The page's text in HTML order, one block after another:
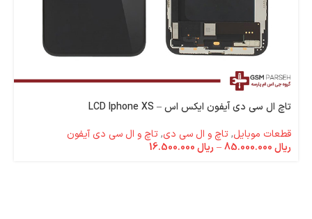
تاچ ال سی دی آیفون ایکس اس – LCD Iphone XS
قطعات موبایل,تاچ و ال سی دی,تاچ و ال سی دی آیفون
ریال
– ریال